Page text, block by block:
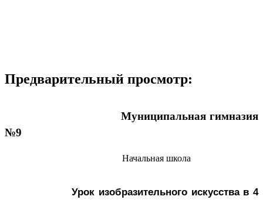
Предварительный просмотр:
Муниципальная гимназия
№9
Начальная школа
Урок изобразительного искусства в 4